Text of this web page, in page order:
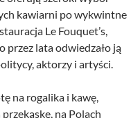
kawiarni po wykwintne
Le Fouquet’s,
przez lata odwiedzało ją
aktorzy i artyści.
na rogalika i kawę,
na Polach